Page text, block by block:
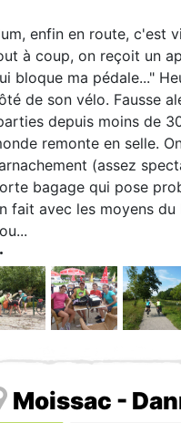
enfin en route, c'est
à coup, on reçoit un
bloque ma pédale..."
de son vélo. Fausse
depuis moins de
remonte en selle.
(assez
bagage qui pose
fait avec les moyens du
Moissac -